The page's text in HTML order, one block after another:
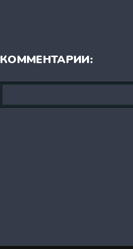
КОММЕНТАРИИ: